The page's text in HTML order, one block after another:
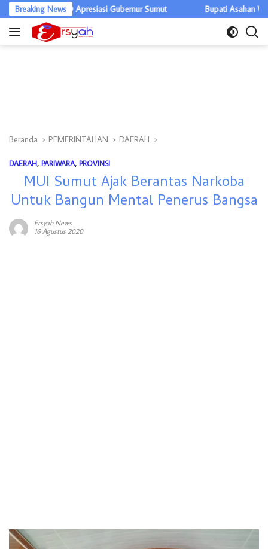
Langsung
ke
Breaking News
DPRD Apresiasi Gubernur Sumut Bupati Asahan Warning
Beranda PEMERINTAHAN DAERAH
DAERAH, PARIWARA, PROVINSI
MUI Sumut Ajak Berantas Narkoba
Untuk Bangun Mental Penerus Bangsa
Ersyah News
16 Agustus 2020